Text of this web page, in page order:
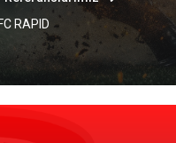
FC RAPID